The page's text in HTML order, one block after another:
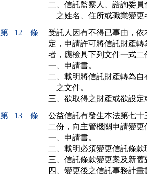
二、信託監察人、諮詢委
之姓名、住所或職業變
第 12 條
受託人因有不得已事由，
定，申請許可將信託財產
者，應檢具下列文件一式
一、申請書。
二、載明將信託財產轉為
    之文件。
三、欲取得之財產或欲設
第 13 條
公益信託有發生本法第七
二份，向主管機關申請變更
一、申請書。
二、載明必須變更信託條
三、信託條款變更案及新舊
四、變更後之信託事務計